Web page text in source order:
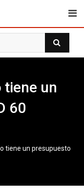
tiene un
60
tiene un presupuesto